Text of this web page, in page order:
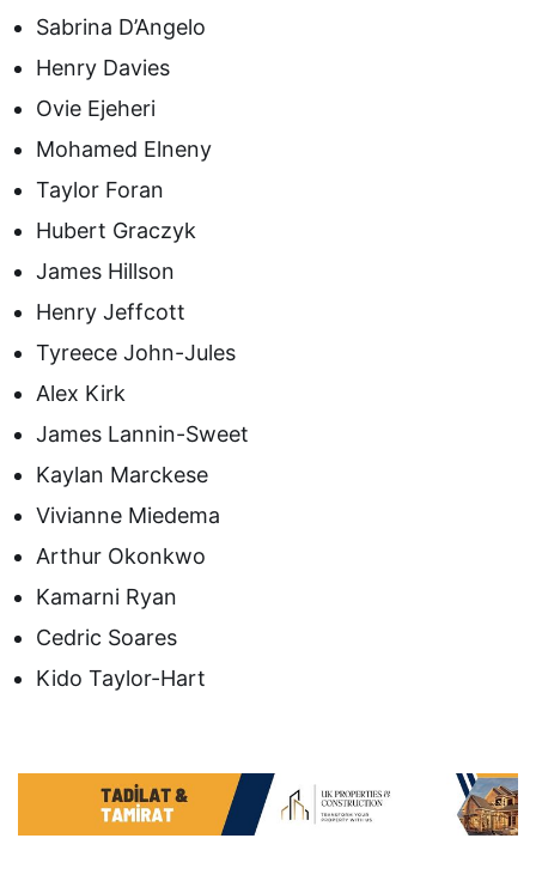
Sabrina D’Angelo
Henry Davies
Ovie Ejeheri
Mohamed Elneny
Taylor Foran
Hubert Graczyk
James Hillson
Henry Jeffcott
Tyreece John-Jules
Alex Kirk
James Lannin-Sweet
Kaylan Marckese
Vivianne Miedema
Arthur Okonkwo
Kamarni Ryan
Cedric Soares
Kido Taylor-Hart